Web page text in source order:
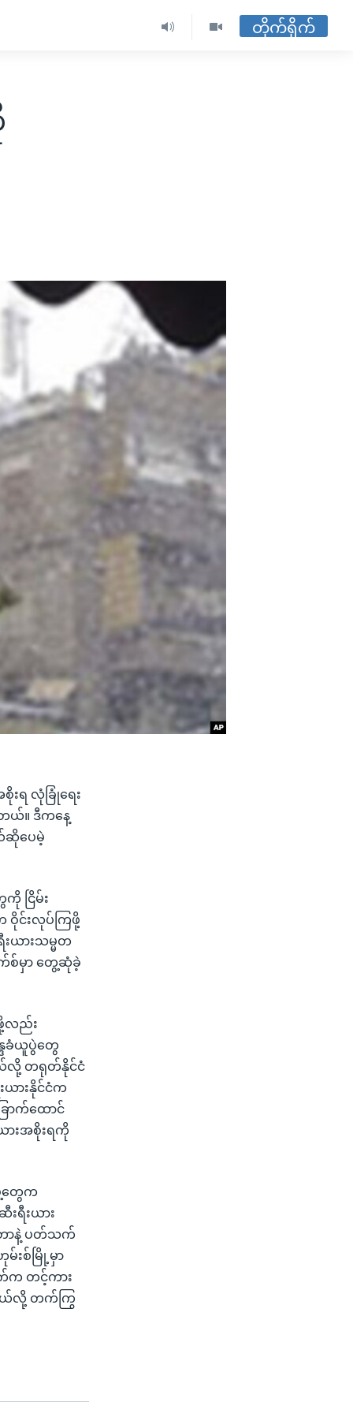
တိုက်ရိုက်
းရ လုံခြုံရေး
ယ်။ ဒီကနေ့
ဆိုပေမဲ့
ငြိမ်း
ဝိုင်းလုပ်ကြဖို့
ယားသမ္မတ
စ်မှာ တွေ့ဆုံခဲ့
လည်း
ခံယူပွဲတွေ
ယ်လို့ တရုတ်နိုင်ငံ
ားနိုင်ငံက
ောက်ထောင်
ားအစိုးရကို
တွေက
ရီးယား
တာနဲ့ ပတ်သက်
းစ်မြို့မှာ
က တင့်ကား
ယ်လို့ တက်ကြွ